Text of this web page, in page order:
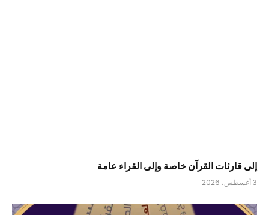
إلى قارئات القرآن خاصة وإلى القراء عامة
3 أغسطس، 2026